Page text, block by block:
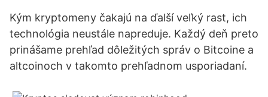
Kým kryptomeny čakajú na ďalší veľký rast, ich
technológia neustále napreduje. Každý deň preto
prinášame prehľad dôležitých správ o Bitcoine a
altcoinoch v takomto prehľadnom usporiadaní.